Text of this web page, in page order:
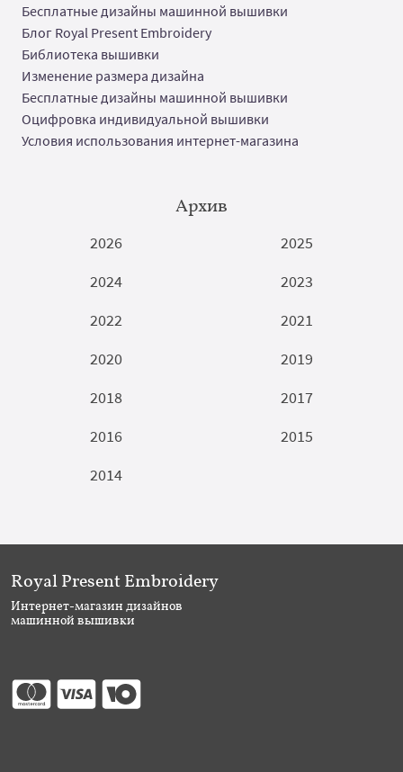
Бесплатные дизайны машинной вышивки
Блог Royal Present Embroidery
Библиотека вышивки
Изменение размера дизайна
Бесплатные дизайны машинной вышивки
Оцифровка индивидуальной вышивки
Условия использования интернет-магазина
Архив
2026
2025
2024
2023
2022
2021
2020
2019
2018
2017
2016
2015
2014
Royal Present Embroidery
Интернет-магазин дизайнов
машинной вышивки